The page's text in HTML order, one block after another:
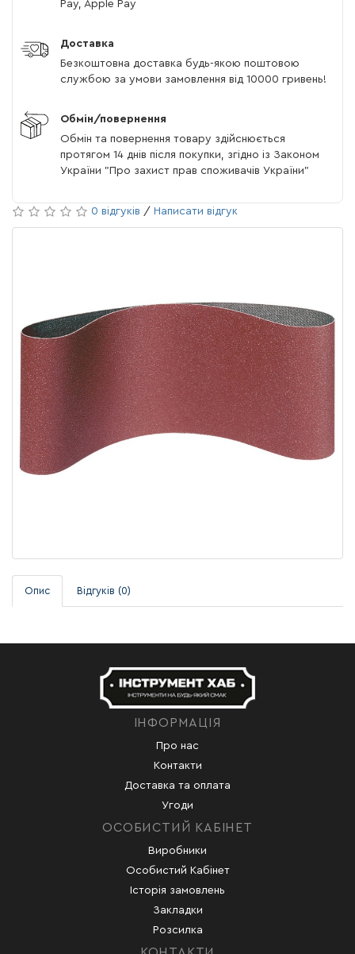
Опис Відгуків (0)
Pay, Apple Pay
Доставка
Безкоштовна доставка будь-якою поштовою
службою за умови замовлення від 10000 гривень!
Обмін/повернення
Обмін та повернення товару здійснюється
протягом 14 днів після покупки, згідно із Законом
України "Про захист прав споживачів України"
0 відгуків / Написати відгук
ІНФОРМАЦІЯ
Про нас
Контакти
Доставка та оплата
Угоди
ОСОБИСТИЙ КАБІНЕТ
Виробники
Особистий Кабінет
Історія замовлень
Закладки
Розсилка